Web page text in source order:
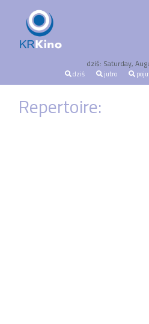
dziś: Saturday,
dziś jutro
Repertoire: